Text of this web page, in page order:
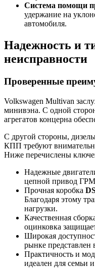
Система помощи
удержание на
автомобиля.
Надежность и
неисправности
Проверенные
Volkswagen Multivan
минивэна. С одной
агрегатов концерна
С другой стороны,
КПП требуют
Ниже перечислены
Надежные
цепной привод ГРМ
Прочная коробка
Благодаря этому
нагрузки.
Качественная
оцинковка
Широкая
рынке представлен
Практичность и
идеален для семьи